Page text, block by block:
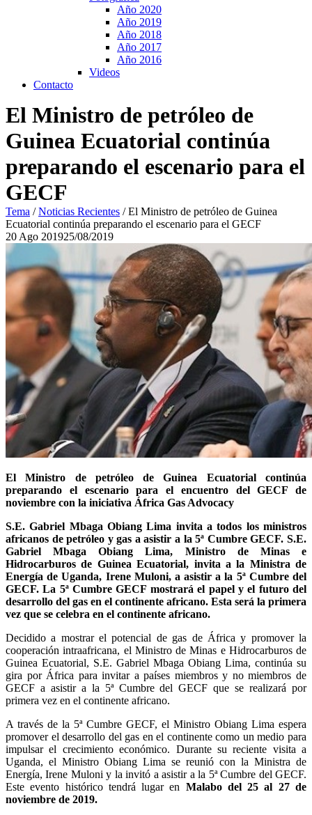
Año 2020
Año 2019
Año 2018
Año 2017
Año 2016
Videos
Contacto
El Ministro de petróleo de
Guinea Ecuatorial continúa
preparando el escenario para el
GECF
Tema /Noticias Recientes /El Ministro de petróleo de Guinea
Ecuatorial continúa preparando el escenario para el GECF
20 Ago 201925/08/2019
El Ministro de petróleo de Guinea Ecuatorial continúa
preparando el escenario para el encuentro del GECF de
noviembre con la iniciativa África Gas Advocacy
S.E. Gabriel Mbaga Obiang Lima invita a todos los ministros
africanos de petróleo y gas a asistir a la 5ª Cumbre GECF. S.E.
Gabriel Mbaga Obiang Lima, Ministro de Minas e
Hidrocarburos de Guinea Ecuatorial, invita a la Ministra de
Energía de Uganda, Irene Muloni, a asistir a la 5ª Cumbre del
GECF. La 5ª Cumbre GECF mostrará el papel y el futuro del
desarrollo del gas en el continente africano. Esta será la primera
vez que se celebra en el continente africano.
Decidido a mostrar el potencial de gas de África y promover la
cooperación intraafricana, el Ministro de Minas e Hidrocarburos de
Guinea Ecuatorial, S.E. Gabriel Mbaga Obiang Lima, continúa su
gira por África para invitar a países miembros y no miembros de
GECF a asistir a la 5ª Cumbre del GECF que se realizará por
primera vez en el continente africano.
A través de la 5ª Cumbre GECF, el Ministro Obiang Lima espera
promover el desarrollo del gas en el continente como un medio para
impulsar el crecimiento económico. Durante su reciente visita a
Uganda, el Ministro Obiang Lima se reunió con la Ministra de
Energía, Irene Muloni y la invitó a asistir a la 5ª Cumbre del GECF.
Este evento histórico tendrá lugar en Malabo del 25 al 27 de
noviembre de 2019.